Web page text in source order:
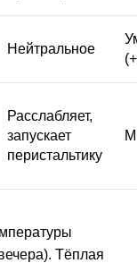
Нейтральное
Расслабляет,
запускает
перистальтику
Тёплая